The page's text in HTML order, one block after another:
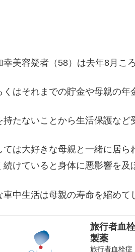
幸美容疑者（58）は去年8月こ
くはそれまでの貯金や母親の
持たないことから生活保護な
ては大好きな母親と一緒に居
続けていると身体に悪影響を及
車中生活は母親の寿命を縮めて
旅行者血
製薬
旅行者血栓症